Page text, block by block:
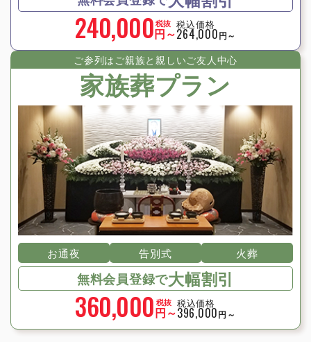
240,000 税抜
円～
税込価格
264,000円～
ご参列はご親族と親しいご友⼈中⼼
家族葬プラン
お通夜 告別式 火葬
無料会員登録で大幅割引
360,000 税抜
円～
税込価格
396,000円～